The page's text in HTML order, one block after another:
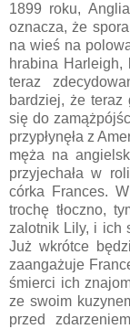
1899 roku,
oznacza, że
na wieś na
hrabina Harleigh,
teraz
bardziej, że teraz
się do
przypłynęła z
męża na
przyjechała w
córka Frances.
trochę tłoczno,
zalotnik Lily, i ich
Już wkrótce
zaangażuje
śmierci ich
ze swoim
przed